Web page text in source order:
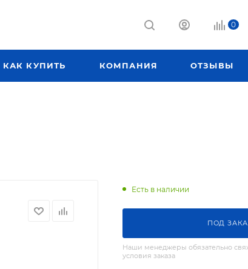
0
КАК КУПИТЬ КОМПАНИЯ ОТЗЫВЫ
Есть в наличии
ПОД
Наши менеджеры обязательно
условия заказа